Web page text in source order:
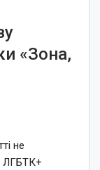
«Зона,
не
ЛГБТК+